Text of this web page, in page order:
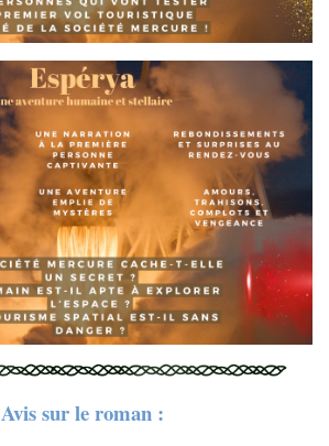
Avis sur le roman :